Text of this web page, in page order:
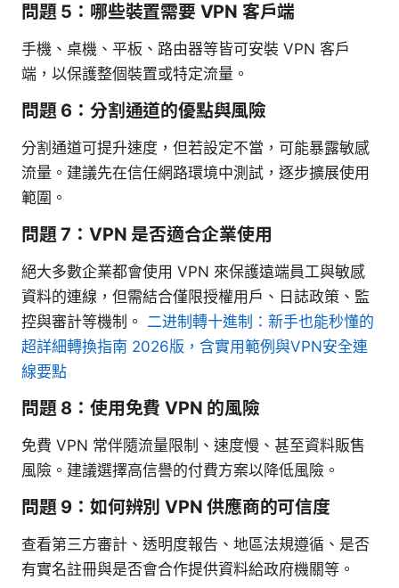
問題 5：哪些裝置需要 VPN 客戶端
手機、桌機、平板、路由器等皆可安裝 VPN 客戶
端，以保護整個裝置或特定流量。
問題 6：分割通道的優點與風險
分割通道可提升速度，但若設定不當，可能暴露敏感
流量。建議先在信任網路環境中測試，逐步擴展使用
範圍。
問題 7：VPN 是否適合企業使用
絕大多數企業都會使用 VPN 來保護遠端員工與敏感
資料的連線，但需結合僅限授權用戶、日誌政策、監
控與審計等機制。 二进制轉十進制：新手也能秒懂的
超詳細轉換指南 2026版，含實用範例與VPN安全連
線要點
問題 8：使用免費 VPN 的風險
免費 VPN 常伴隨流量限制、速度慢、甚至資料販售
風險。建議選擇高信譽的付費方案以降低風險。
問題 9：如何辨別 VPN 供應商的可信度
查看第三方審計、透明度報告、地區法規遵循、是否
有實名註冊與是否會合作提供資料給政府機關等。